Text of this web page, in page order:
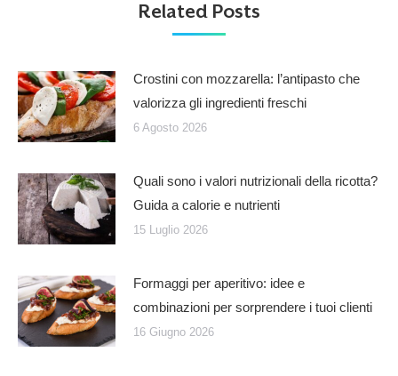
Related Posts
Crostini con mozzarella: l’antipasto che
valorizza gli ingredienti freschi
6 Agosto 2026
Quali sono i valori nutrizionali della ricotta?
Guida a calorie e nutrienti
15 Luglio 2026
Formaggi per aperitivo: idee e
combinazioni per sorprendere i tuoi clienti
16 Giugno 2026